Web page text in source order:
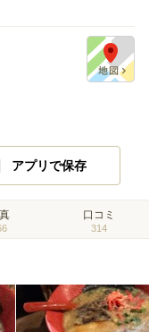
アプリで保存
口コミ
314